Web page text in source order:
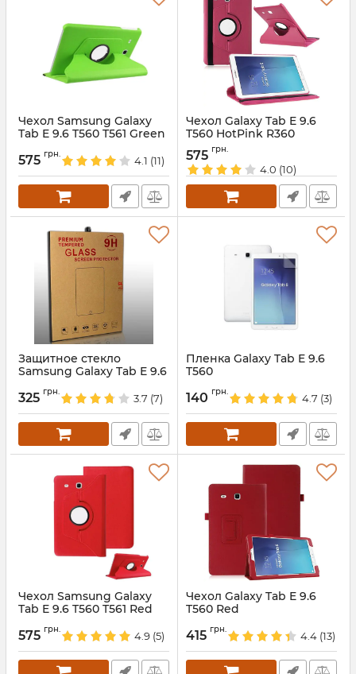
Чехол Samsung Galaxy
Tab E 9.6 T560 T561 Green
Артикул: 3122
575 грн.
4.1 (11)
Чехол Galaxy Tab E 9.6
T560 HotPink R360
Артикул:
575 грн.
4.0 (10)
Защитное стекло
Samsung Galaxy Tab E 9.6
325 грн.
3.7 (7)
Пленка Galaxy Tab E 9.6
T560
140 грн.
4.7 (3)
Чехол Samsung Galaxy
Tab E 9.6 T560 T561 Red
Артикул: 3120
575 грн.
4.9 (5)
Чехол Galaxy Tab E 9.6
T560 Red
415 грн.
4.4 (13)